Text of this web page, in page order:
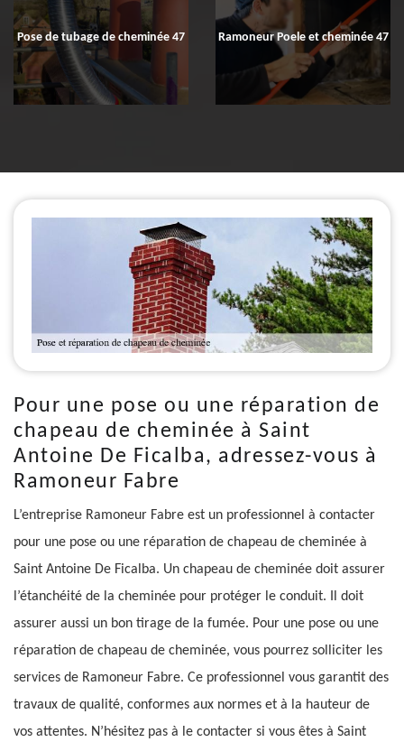
Pose de tubage de cheminée 47 Ramoneur Poele et cheminée 47
Pour une pose ou une réparation de
chapeau de cheminée à Saint
Antoine De Ficalba, adressez-vous à
Ramoneur Fabre
L’entreprise Ramoneur Fabre est un professionnel à contacter
pour une pose ou une réparation de chapeau de cheminée à
Saint Antoine De Ficalba. Un chapeau de cheminée doit assurer
l’étanchéité de la cheminée pour protéger le conduit. Il doit
assurer aussi un bon tirage de la fumée. Pour une pose ou une
réparation de chapeau de cheminée, vous pourrez solliciter les
services de Ramoneur Fabre. Ce professionnel vous garantit des
travaux de qualité, conformes aux normes et à la hauteur de
vos attentes. N’hésitez pas à le contacter si vous êtes à Saint